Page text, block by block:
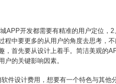
APP开发都需要有精准的用户定位，
程中要更多的从用户的角度去思考，
首先要从设计上着手。简洁美观的
的关键影响因素。
件设计费用，想要有一个特色与其